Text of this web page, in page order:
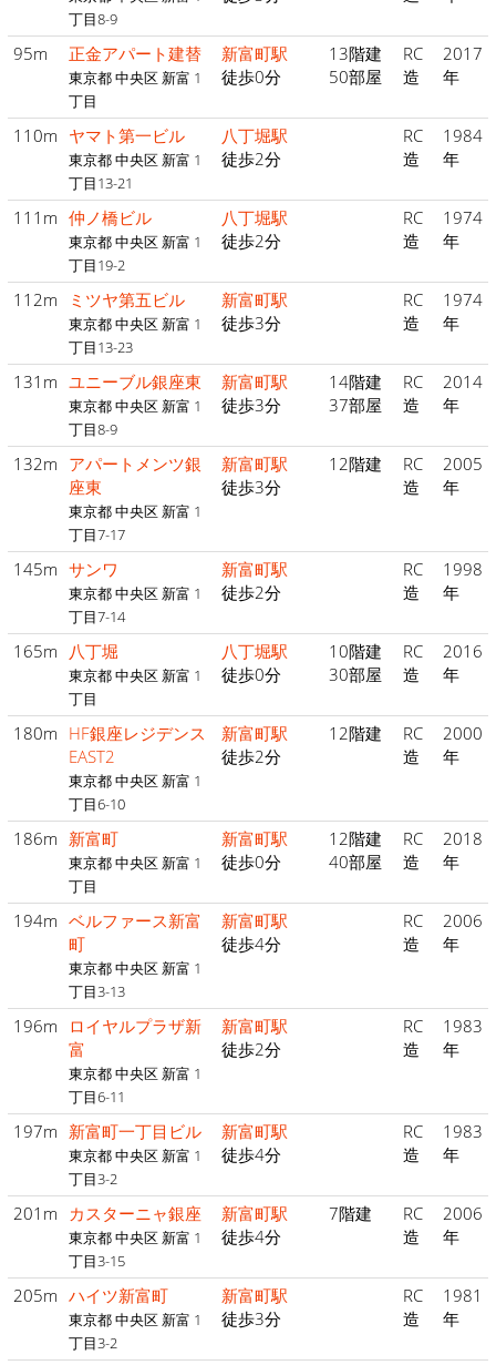
丁目8-9
95m 正金アパート建替
東京都 中央区 新富 1
丁目
新富町駅
徒歩0分
13階建
50部屋
RC
造
2017
年
110m ヤマト第一ビル
東京都 中央区 新富 1
丁目13-21
八丁堀駅
徒歩2分
RC
造
1984
年
111m 仲ノ橋ビル
東京都 中央区 新富 1
丁目19-2
八丁堀駅
徒歩2分
RC
造
1974
年
112m ミツヤ第五ビル
東京都 中央区 新富 1
丁目13-23
新富町駅
徒歩3分
RC
造
1974
年
131m ユニーブル銀座東
東京都 中央区 新富 1
丁目8-9
新富町駅
徒歩3分
14階建
37部屋
RC
造
2014
年
132m アパートメンツ銀
座東
東京都 中央区 新富 1
丁目7-17
新富町駅
徒歩3分
12階建
RC
造
2005
年
145m サンワ
東京都 中央区 新富 1
丁目7-14
新富町駅
徒歩2分
RC
造
1998
年
165m 八丁堀
東京都 中央区 新富 1
丁目
八丁堀駅
徒歩0分
10階建
30部屋
RC
造
2016
年
180m HF銀座レジデンス
EAST2
東京都 中央区 新富 1
丁目6-10
新富町駅
徒歩2分
12階建
RC
造
2000
年
186m 新富町
東京都 中央区 新富 1
丁目
新富町駅
徒歩0分
12階建
40部屋
RC
造
2018
年
194m ベルファース新富
町
東京都 中央区 新富 1
丁目3-13
新富町駅
徒歩4分
RC
造
2006
年
196m
ロイヤルプラザ新
富
東京都 中央区 新富 1
丁目6-11
新富町駅
徒歩2分
RC
造
1983
年
197m 新富町一丁目ビル
東京都 中央区 新富 1
丁目3-2
新富町駅
徒歩4分
RC
造
1983
年
201m カスターニャ銀座
東京都 中央区 新富 1
丁目3-15
新富町駅
徒歩4分
7階建
RC
造
2006
年
205m ハイツ新富町
東京都 中央区 新富 1
丁目3-2
新富町駅
徒歩3分
RC
造
1981
年